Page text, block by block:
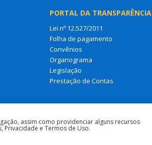
PORTAL DA TRANSPARÊNCIA
Lei nº 12.527/2011
Folha de pagamento
Convênios
Organograma
Legislação
Prestação de Contas
assim como providenciar alguns recursos
Privacidade e Termos de Uso.